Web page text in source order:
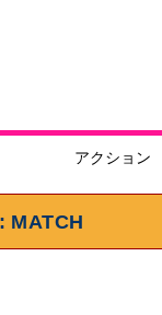
アクション
MATCH